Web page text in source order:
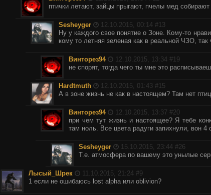
птички летают, зайцы прыгают, пчелы мед
Sesheyger 12.10.2015, 00:14 #13
Ну у каждого свое понятие о Зоне. Кому-то
кому то летняя зеленая как в реальной ЧЗО,
Винторез94 12.10.2015, 13:34 #19
не спорят, тогда чего ты мне это
Hardtmuth 12.10.2015, 01:43 #15
А в зоне жизнь не как в настоящем? Там нет
Винторез94 12.10.2015, 13:37 #20
при чем тут жизнь и настоящее? Я тебе
там ноль. Все цвета радуги запихнули, вон 4
Sesheyger 15.10.2015, 23:44 #26
Т.е. атмосфера по вашему это унылые
Лысый_Шрек 11.10.2015, 21:24 #9
1 если не ошибаюсь lost alpha или oblivion?